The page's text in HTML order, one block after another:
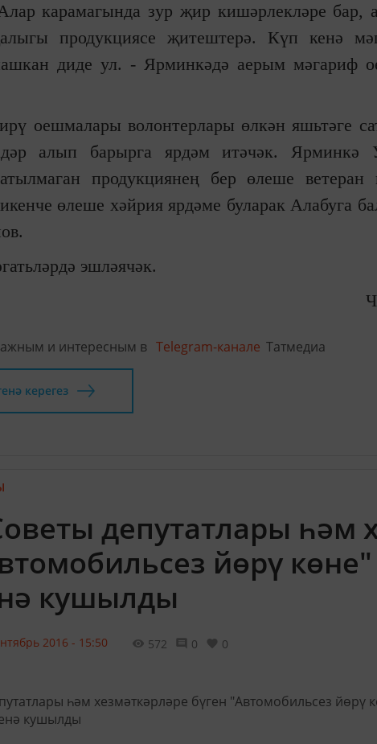
карамагында зур җир кишәрлекләре бар,
продукциясе җитештерә. Күп кенә
диде ул. - Ярминкәдә аерым мәгариф
оешмалары волонтерлары өлкән яшьтәге
алып барырга ярдәм итәчәк. Ярминкә
продукциянең бер өлеше ветеран
өлеше хәйрия ярдәме буларак Алабуга
эшләячәк.
и интересным в Telegram-канале Татмедиа
керегез
депутатлары һәм
йөрү
кушылды
2016 - 15:50 572 0 0